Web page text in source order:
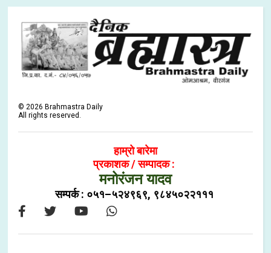
©2026 Brahmastra Daily
All rights reserved.
हाम्रो बारेमा
प्रकाशक / सम्पादक :
मनोरंजन यादव
सम्पर्क : ०५१–५२४९६९, ९८४५०२२१११